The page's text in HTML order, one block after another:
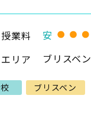
授業料 安
エリア ブリスベン
ブリスベン